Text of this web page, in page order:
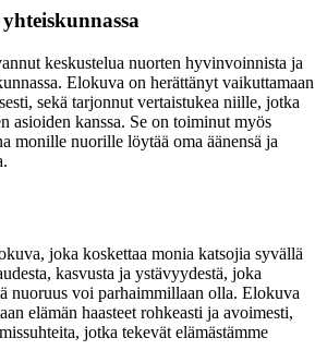
keskustelua nuorten hyvinvoinnista ja
Elokuva on herättänyt vaikuttamaan
sekä tarjonnut vertaistukea niille, jotka
asioiden kanssa. Se on toiminut myös
monille nuorille löytää oma äänensä ja
joka koskettaa monia katsojia syvällä
kasvusta ja ystävyydestä, joka
nuoruus voi parhaimmillaan olla. Elokuva
elämän haasteet rohkeasti ja avoimesti,
jotka tekevät elämästämme